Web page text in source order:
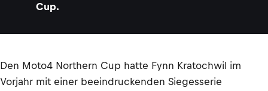
Cup.
Den Moto4 Northern Cup hatte Fynn Kratochwil im
Vorjahr mit einer beeindruckenden Siegesserie